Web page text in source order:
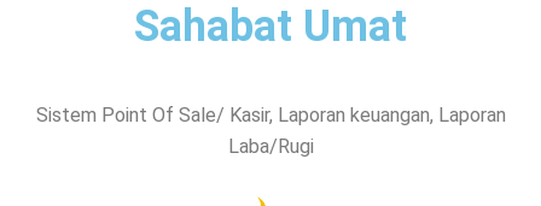
Sahabat Umat
Sistem Point Of Sale/ Kasir, Laporan keuangan, Laporan
Laba/Rugi